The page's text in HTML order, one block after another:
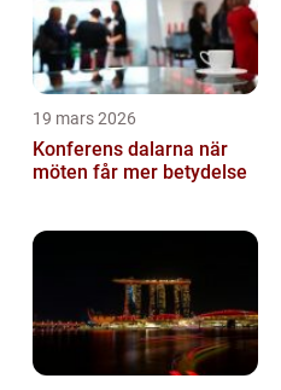
19 mars 2026
Konferens dalarna när
möten får mer betydelse